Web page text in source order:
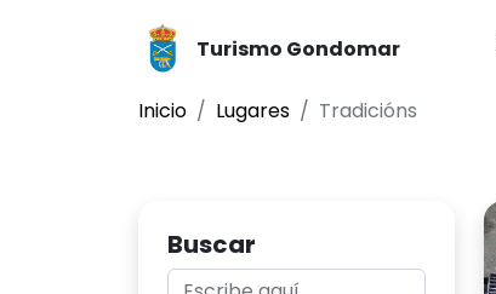
Turismo Gondomar
Inicio Lugares
Tradicións
Buscar